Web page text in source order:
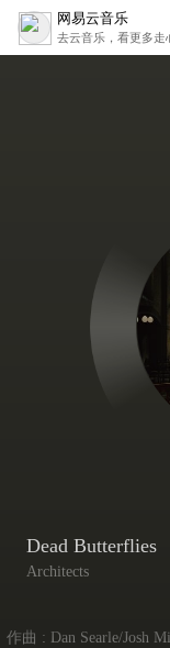
网易云音乐
去云音乐，看更多走
Dead Butterflies
Architects
作曲 : Dan Searle/Josh